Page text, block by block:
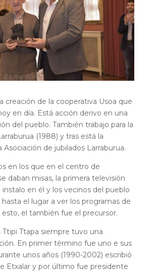
creación de la cooperativa Usoa que
en día. Está acción derivo en una
del pueblo. También trabajo para la
(1988) y tras está la
Asociación de jubilados Larraburua.
en los que en el centro de
daban misas, la primera televisión
instalo en él y los vecinos del pueblo
hasta el lugar a ver los programas de
esto, el también fue el precursor.
Ttipi Ttapa siempre tuvo una
En primer término fue uno e sus
unos años (1990-2002) escribió
Etxalar y por último fue presidente